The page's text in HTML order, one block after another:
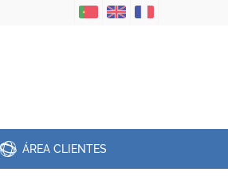
ÁREA CLIENTES